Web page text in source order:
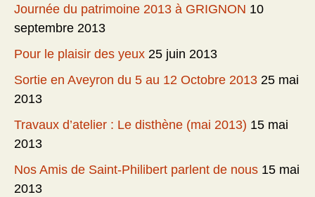
Journée du patrimoine 2013 à GRIGNON 10
septembre 2013
Pour le plaisir des yeux 25 juin 2013
Sortie en Aveyron du 5 au 12 Octobre 2013 25 mai
2013
Travaux d’atelier : Le disthène (mai 2013) 15 mai
2013
Nos Amis de Saint-Philibert parlent de nous 15 mai
2013